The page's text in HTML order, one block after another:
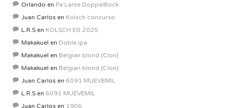
Orlando en Pa’Lante DoppelBock
Juan Carlos en Kolsch concurso
L.R.S en KOLSCH EG 2025
Makakuel en Doble ipa
Makakuel en Belgian blond (Clon)
Makakuel en Belgian blond (Clon)
Juan Carlos en 6091 MUEVEMIL
L.R.S en 6091 MUEVEMIL
Juan Carlos en 1906